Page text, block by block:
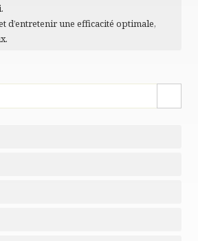
d’entretenir une efficacité optimale,
SEARCH BUTTON